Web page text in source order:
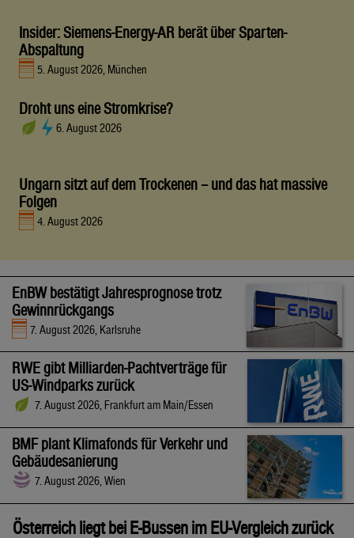
Insider: Siemens-Energy-AR berät über Sparten-
Abspaltung
5. August 2026, München
Droht uns eine Stromkrise?
6. August 2026
Ungarn sitzt auf dem Trockenen – und das hat massive
Folgen
4. August 2026
EnBW bestätigt Jahresprognose trotz
Gewinnrückgangs
7. August 2026, Karlsruhe
RWE gibt Milliarden-Pachtverträge für
US-Windparks zurück
7. August 2026, Frankfurt am Main/Essen
BMF plant Klimafonds für Verkehr und
Gebäudesanierung
7. August 2026, Wien
Österreich liegt bei E-Bussen im EU-Vergleich zurück